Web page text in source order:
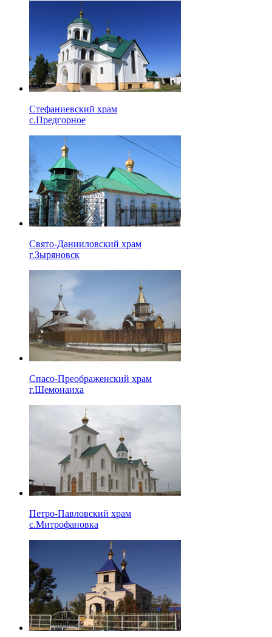
Стефаниевский храм
с.Предгорное
Свято-Данииловский храм
г.Зыряновск
Спасо-Преображенский храм
г.Шемонаиха
Петро-Павловский храм
с.Митрофановка